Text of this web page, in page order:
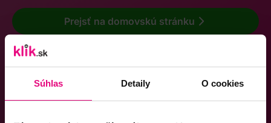
Súhlas Detaily O cookies
Prejsť na domovskú stránku